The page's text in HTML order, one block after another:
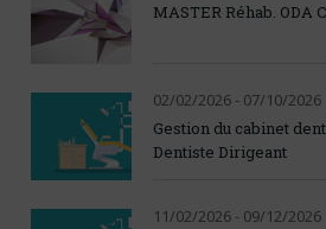
MASTER Réhab. ODA
02/02/2026 - 07/10/2026
Gestion du cabinet
Dentiste Dirigeant
11/02/2026 - 09/12/2026